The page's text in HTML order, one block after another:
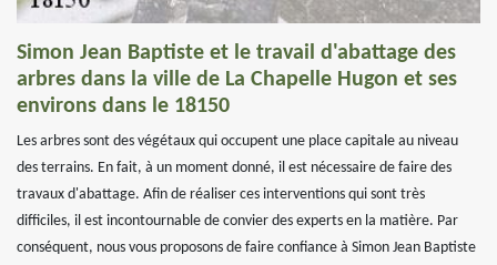
Simon Jean Baptiste et le travail d'abattage des
arbres dans la ville de La Chapelle Hugon et ses
environs dans le 18150
Les arbres sont des végétaux qui occupent une place capitale au niveau
des terrains. En fait, à un moment donné, il est nécessaire de faire des
travaux d'abattage. Afin de réaliser ces interventions qui sont très
difficiles, il est incontournable de convier des experts en la matière. Par
conséquent, nous vous proposons de faire confiance à Simon Jean Baptiste